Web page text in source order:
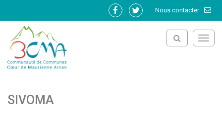
Nous contacter
Lien
Lien
SIVOMA